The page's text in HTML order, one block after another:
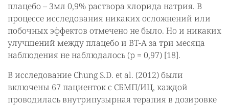
плацебо – 3мл 0,9% раствора хлорида натрия. В
процессе исследования никаких осложнений или
побочных эффектов отмечено не было. Но и никаких
улучшений между плацебо и BT-A за три месяца
наблюдения не наблюдалось (р = 0,97) [18].
В исследование Chung S.D. et al. (2012) были
включены 67 пациенток с СБМП/ИЦ, каждой
проводилась внутрипузырная терапия в дозировке